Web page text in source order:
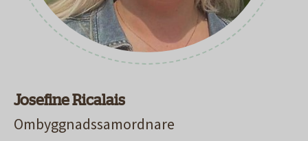
Josefine Ricalais
Ombyggnadssamordnare